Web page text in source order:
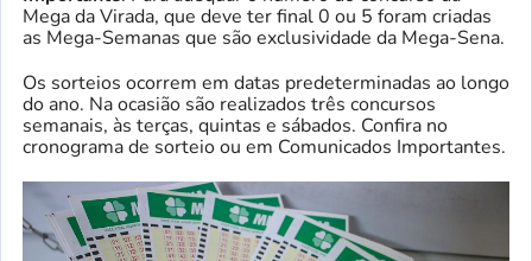
Mega da Virada, que deve ter final 0 ou 5 foram criadas
as Mega-Semanas que são exclusividade da Mega-Sena.
Os sorteios ocorrem em datas predeterminadas ao longo
do ano. Na ocasião são realizados três concursos
semanais, às terças, quintas e sábados. Confira no
cronograma de sorteio ou em Comunicados Importantes.